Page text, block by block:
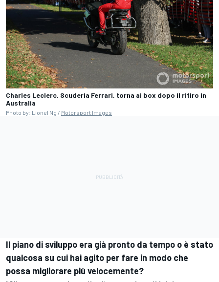
Charles Leclerc, Scuderia Ferrari, torna ai box dopo il ritiro in
Australia
Photo by: Lionel Ng / Motorsport Images
Il piano di sviluppo era già pronto da tempo o è stato
qualcosa su cui hai agito per fare in modo che
possa migliorare più velocemente?